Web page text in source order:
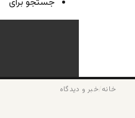
خانه /خبر و دیدگاه